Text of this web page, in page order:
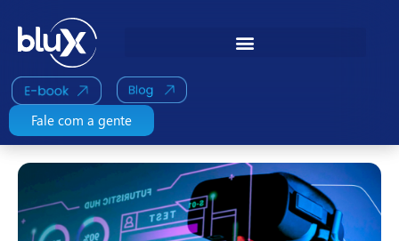
Pular para o conteúdo principal
Fale com a gente